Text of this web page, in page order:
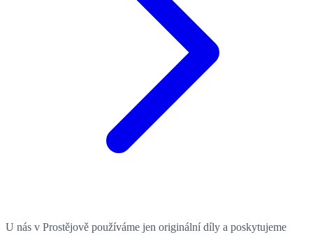
U nás v Prostějově používáme jen originální díly a poskytujeme